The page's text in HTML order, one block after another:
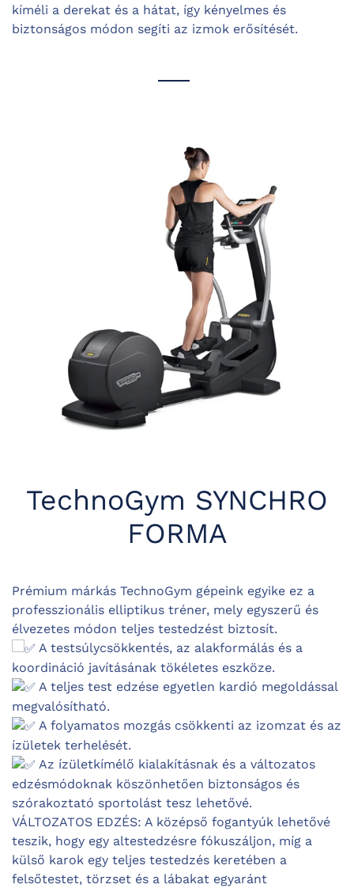
kíméli a derekat és a hátat, így kényelmes és
biztonságos módon segíti az izmok erősítését.
TechnoGym SYNCHRO
FORMA
Prémium márkás TechnoGym gépeink egyike ez a
professzionális elliptikus tréner, mely egyszerű és
élvezetes módon teljes testedzést biztosít.
A testsúlycsökkentés, az alakformálás és a
koordináció javításának tökéletes eszköze.
A teljes test edzése egyetlen kardió megoldással
megvalósítható.
A folyamatos mozgás csökkenti az izomzat és az
ízületek terhelését.
Az ízületkímélő kialakításnak és a változatos
edzésmódoknak köszönhetően biztonságos és
szórakoztató sportolást tesz lehetővé.
VÁLTOZATOS EDZÉS: A középső fogantyúk lehetővé
teszik, hogy egy altestedzésre fókuszáljon, míg a
külső karok egy teljes testedzés keretében a
felsőtestet, törzset és a lábakat egyaránt